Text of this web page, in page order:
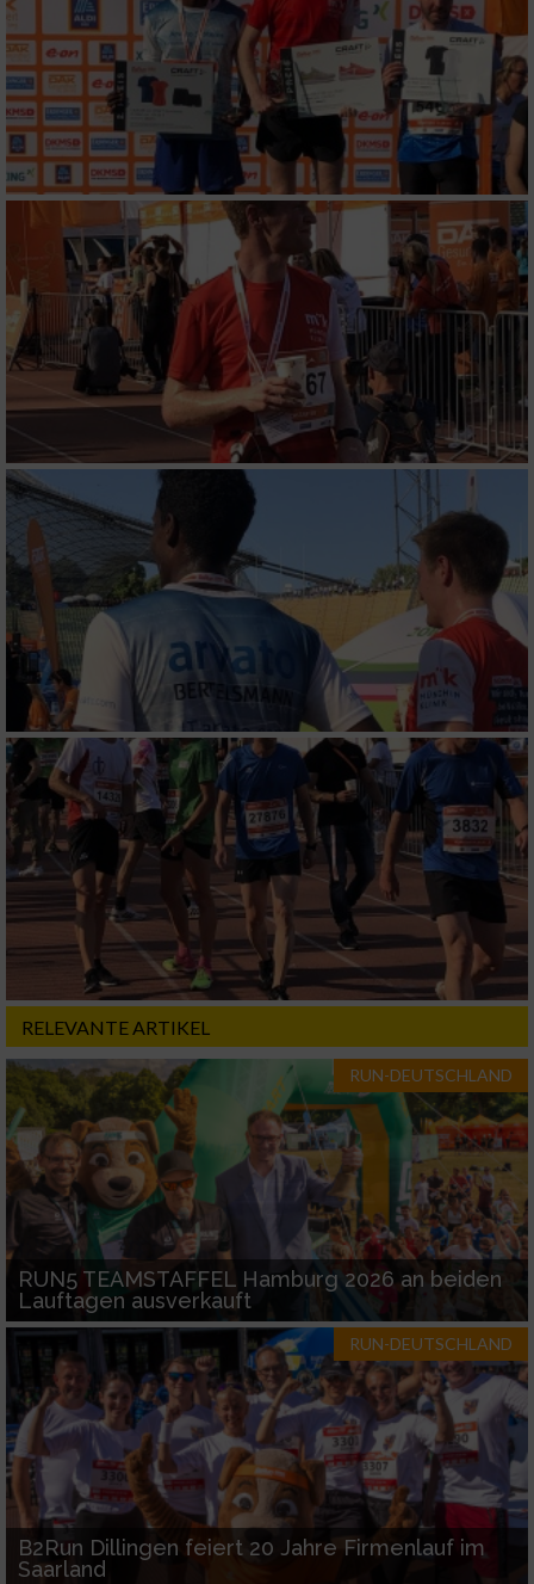
RELEVANTE ARTIKEL
RUN-DEUTSCHLAND
RUN5 TEAMSTAFFEL Hamburg 2026 an beiden
Lauftagen ausverkauft
RUN-DEUTSCHLAND
B2Run Dillingen feiert 20 Jahre Firmenlauf im
Saarland
Performance
Funktional
Werbung